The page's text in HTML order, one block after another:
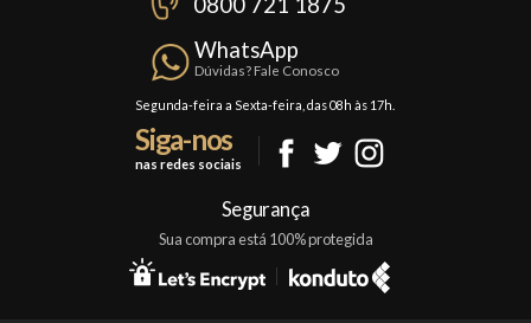
Trocas e Devoluções
Formas de Pagamento
WhatsApp
Dúvidas? Fale Conosco
Segunda-feira a Sexta-feira, das 08h às 17h.
Siga-nos
nas redes sociais
Segurança
Sua compra está 100% protegida